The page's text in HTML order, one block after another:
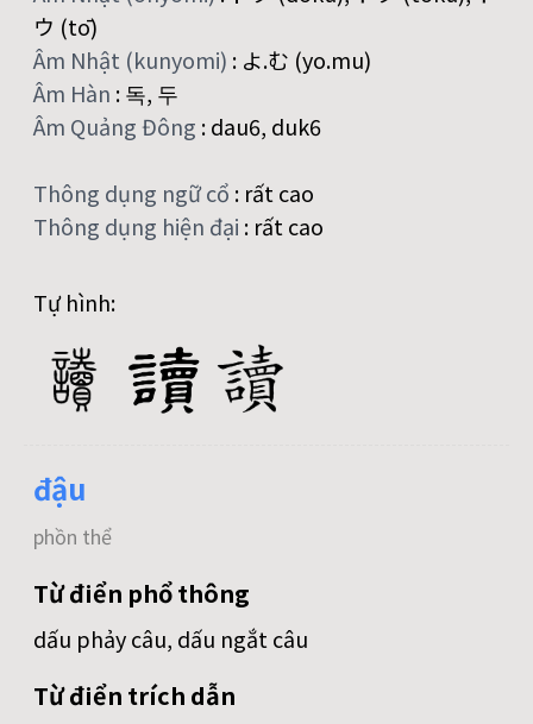
ウ (tō)
Âm Nhật (kunyomi) : よ.む (yo.mu)
Âm Hàn :독, 두
Âm Quảng Đông :dau6, duk6
Thông dụng ngữ cổ : rất cao
Thông dụng hiện đại : rất cao
Tự hình:
đậu
phồn thể
Từ điển phổ thông
dấu phảy câu, dấu ngắt câu
Từ điển trích dẫn